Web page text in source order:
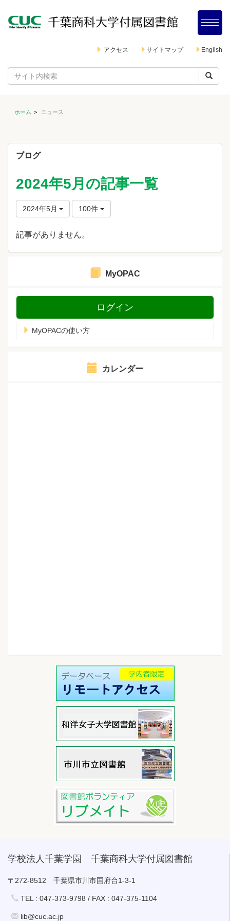
アクセス サイトマップ English
ホーム ニュース
ブログ
2024年5月の記事一覧
2024年5月 100件
記事がありません。
MyOPAC
ログイン
MyOPACの使い方
カレンダー
学校法人千葉学園 千葉商科大学付属図書館
〒272-8512 千葉県市川市国府台1-3-1
TEL : 047-373-9798 / FAX : 047-375-1104
lib@cuc.ac.jp